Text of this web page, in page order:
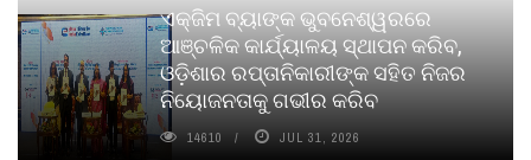
ଏକ୍ଜିମ ବ୍ୟାଙ୍କ ଭୁବନେଶ୍ୱରରେ
ଆଞ୍ଚଳିକ କାର୍ଯ୍ୟାଳୟ ସ୍ଥାପନ କରିବ,
ଓଡ଼ିଶାର ରପ୍ତାନିକାରୀଙ୍କ ସହିତ ନିଜର
ନିୟୋଜନତାକୁ ଗଭୀର କରିବ
14610 JUL 31, 2026